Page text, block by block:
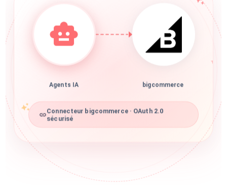
Agents IA bigcommerce
Connecteur bigcommerce · OAuth 2.0
sécurisé